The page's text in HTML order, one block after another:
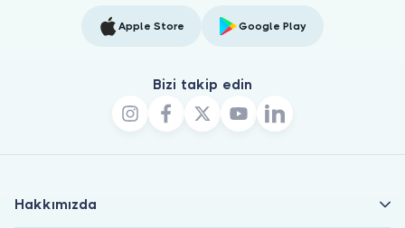
Apple Store Google Play
Bizi takip edin
Hakkımızda